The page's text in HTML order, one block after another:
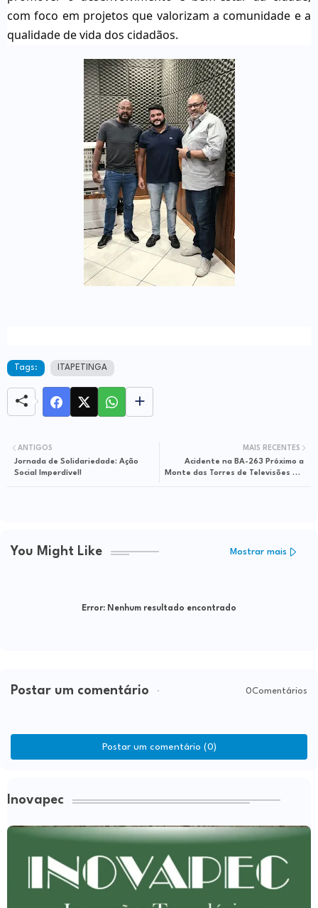
com foco em projetos que valorizam a comunidade e a
qualidade de vida dos cidadãos.
Tags: ITAPETINGA
MAIS RECENTES
Acidente na BA-263 Próximo a
Monte das Torres de Televisões em
ANTIGOS
Jornada de Solidariedade: Ação
Social Imperdível!
You Might Like Mostrar mais
Error: Nenhum resultado encontrado
Postar um comentário 0Comentários
Postar um comentário (0)
Inovapec